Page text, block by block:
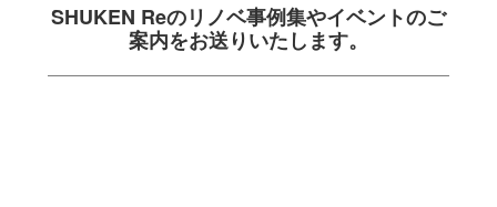
SHUKEN Reのリノベ事例集やイベントのご
案内をお送りいたします。